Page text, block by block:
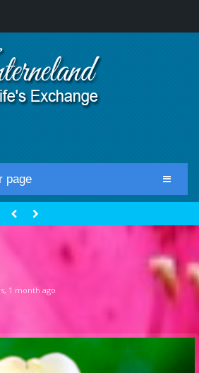
page
1 month ago